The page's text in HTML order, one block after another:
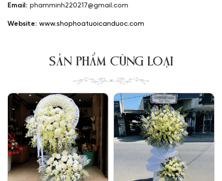
Email: phamminh220217@gmail.com
Website: www.shophoatuoicanduoc.com
SẢN PHẨM CÙNG LOẠI